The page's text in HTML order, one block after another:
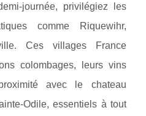
journée, privilégiez les
comme Riquewihr,
Ces villages France
colombages, leurs vins
avec le chateau
Odile, essentiels à tout